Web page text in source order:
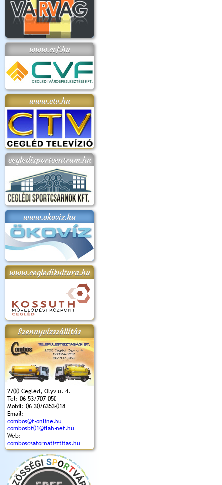
www.cvf.hu
www.ctv.hu
cegledisportcentrum.hu
www.okoviz.hu
www.cegledikultura.hu
Szennyvízszállítás
2700 Cegléd, Ölyv u. 4.
Tel: 06 53/707-050
Mobil: 06 30/6353-018
Email:
combos@t-online.hu
combosbt01@flah-net.hu
Web:
comboscsatornatisztitas.hu
2018.
Kossuth Toborzó
Ünnepély
Szent István Ünnepe
(2017. 08. 20.)